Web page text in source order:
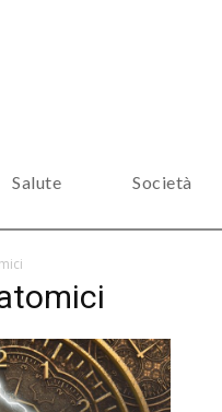
Salute Società